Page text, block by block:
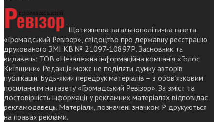
Щотижнева загальнополітична газета
«Громадський Ревізор», свідоцтво про державну реєстрацію
друкованого ЗМІ КВ № 21097-10897Р. Засновник та
видавець: ТОВ «Незалежна інформаційна компанія «Голос
Київщини» Редакція може не поділяти думку авторів
публікацій. Будь-який передрук матеріалів – з обов’язковим
посиланням на газету «Громадський Ревізор». За зміст та
достовірність інформації у рекламних матеріалах відповідає
рекламодавець. Матеріали, позначені значком Р друкуються
на правах реклами.